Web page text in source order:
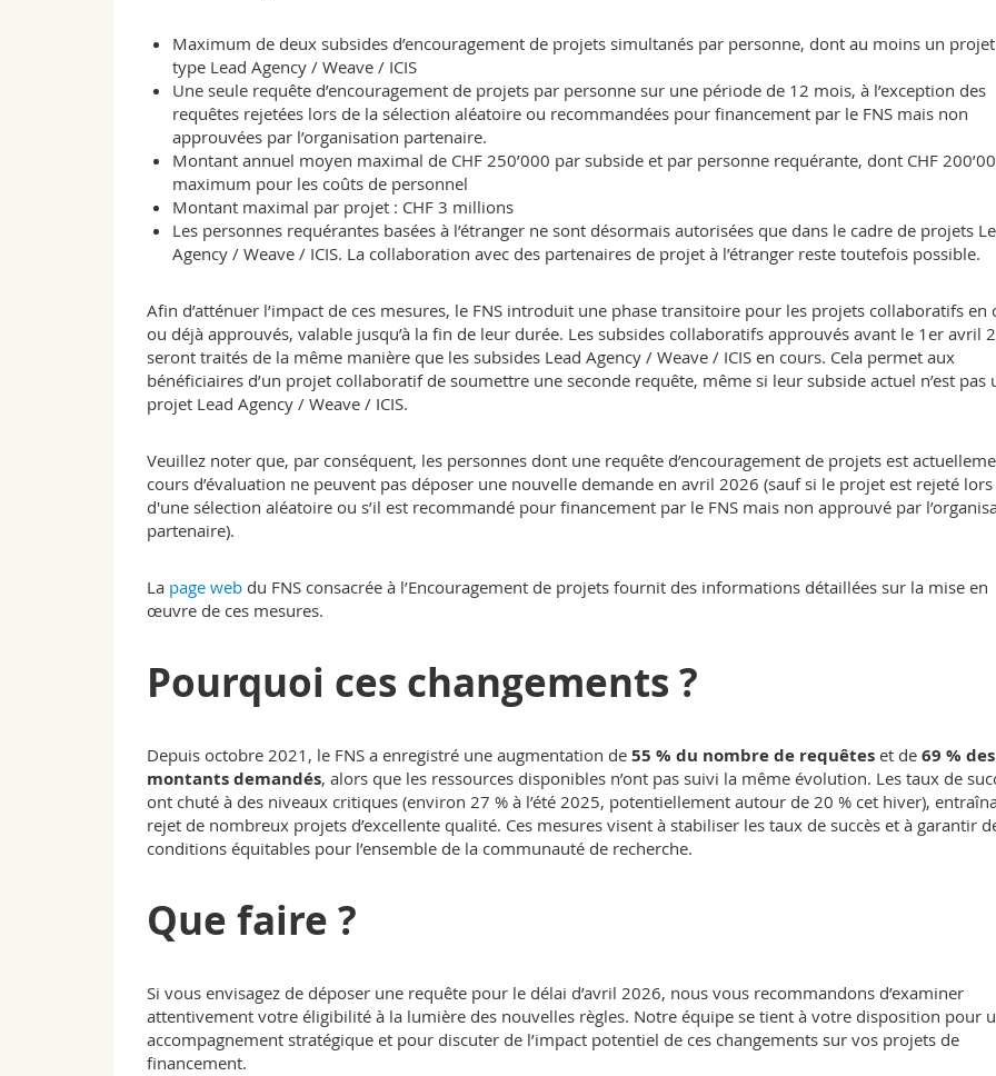
Maximum de deux subsides d’encouragement de projets simultanés par personne, dont au moins un
type Lead Agency / Weave / ICIS
Une seule requête d’encouragement de projets par personne sur une période de 12 mois, à l’exception des
requêtes rejetées lors de la sélection aléatoire ou recommandées pour financement par le FNS mais non
approuvées par l’organisation partenaire.
Montant annuel moyen maximal de CHF 250’000 par subside et par personne requérante, dont CHF
maximum pour les coûts de personnel
Montant maximal par projet : CHF 3 millions
Les personnes requérantes basées à l’étranger ne sont désormais autorisées que dans le cadre de projets
Agency / Weave / ICIS. La collaboration avec des partenaires de projet à l’étranger reste toutefois possible.
Afin d’atténuer l’impact de ces mesures, le FNS introduit une phase transitoire pour les projets collaboratifs en
ou déjà approuvés, valable jusqu’à la fin de leur durée. Les subsides collaboratifs approuvés avant le 1er avril
seront traités de la même manière que les subsides Lead Agency / Weave / ICIS en cours. Cela permet aux
bénéficiaires d’un projet collaboratif de soumettre une seconde requête, même si leur subside actuel n’est pas
projet Lead Agency / Weave / ICIS.
Veuillez noter que, par conséquent, les personnes dont une requête d’encouragement de projets est
cours d’évaluation ne peuvent pas déposer une nouvelle demande en avril 2026 (sauf si le projet est rejeté lors
d'une sélection aléatoire ou s’il est recommandé pour financement par le FNS mais non approuvé par
partenaire).
La page web du FNS consacrée à l’Encouragement de projets fournit des informations détaillées sur la mise en
œuvre de ces mesures.
Pourquoi ces changements ?
Depuis octobre 2021, le FNS a enregistré une augmentation de 55 % du nombre de requêtes et de 69 % des
montants demandés, alors que les ressources disponibles n’ont pas suivi la même évolution. Les taux de
ont chuté à des niveaux critiques (environ 27 % à l’été 2025, potentiellement autour de 20 % cet hiver),
rejet de nombreux projets d’excellente qualité. Ces mesures visent à stabiliser les taux de succès et à garantir
conditions équitables pour l’ensemble de la communauté de recherche.
Que faire ?
Si vous envisagez de déposer une requête pour le délai d’avril 2026, nous vous recommandons d’examiner
attentivement votre éligibilité à la lumière des nouvelles règles. Notre équipe se tient à votre disposition pour
accompagnement stratégique et pour discuter de l’impact potentiel de ces changements sur vos projets de
financement.